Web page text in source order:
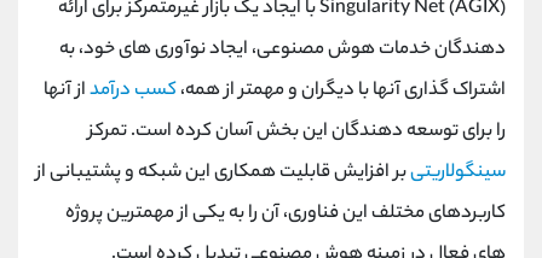
Singularity Net (AGIX) با ایجاد یک بازار غیرمتمرکز برای ارائه
دهندگان خدمات هوش مصنوعی، ایجاد نوآوری های خود، به
اشتراک گذاری آنها با دیگران و مهمتر از همه،کسب درآمداز آنها
را برای توسعه دهندگان این بخش آسان کرده است. تمرکز
سینگولاریتیبر افزایش قابلیت همکاری این شبکه و پشتیبانی از
کاربردهای مختلف این فناوری، آن را به یکی از مهمترین پروژه